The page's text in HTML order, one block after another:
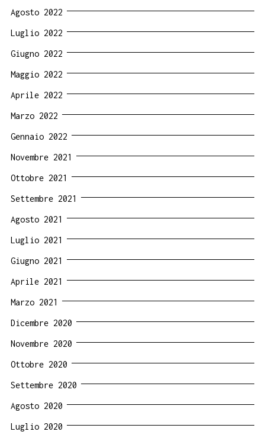
Agosto 2022
Luglio 2022
Giugno 2022
Maggio 2022
Aprile 2022
Marzo 2022
Gennaio 2022
Novembre 2021
Ottobre 2021
Settembre 2021
Agosto 2021
Luglio 2021
Giugno 2021
Aprile 2021
Marzo 2021
Dicembre 2020
Novembre 2020
Ottobre 2020
Settembre 2020
Agosto 2020
Luglio 2020